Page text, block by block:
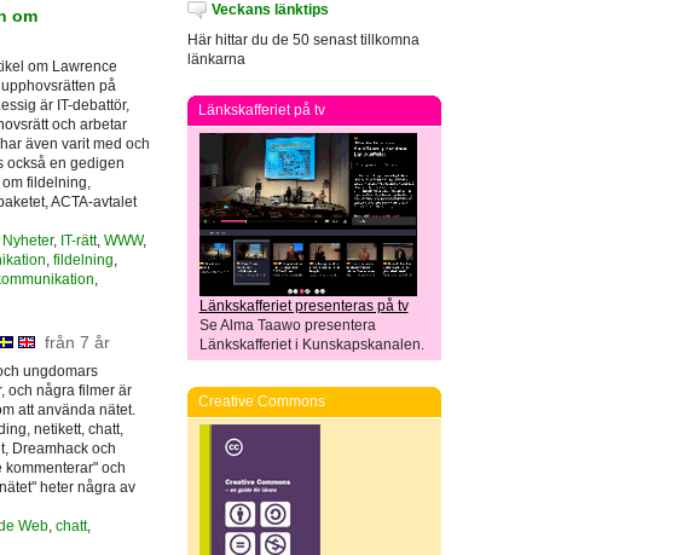
om
om Lawrence
på
är IT-debattör,
och arbetar
även varit med och
också en gedigen
fildelning,
ACTA-avtalet
, IT-rätt, WWW,
, fildelning,
,
från 7 år
ungdomars
och några filmer är
att använda nätet.
netikett, chatt,
Dreamhack och
och
heter några av
Web, chatt,
Veckans länktips
Här hittar du de 50 senast tillkomna
länkarna
Länkskafferiet på tv
Länkskafferiet presenteras på tv
Se Alma Taawo presentera
Länkskafferiet i Kunskapskanalen.
Creative Commons